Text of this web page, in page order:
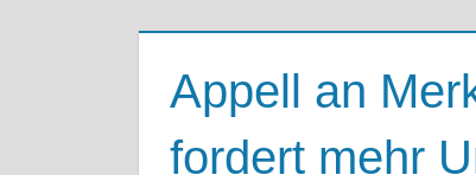
Appell an
fordert mehr